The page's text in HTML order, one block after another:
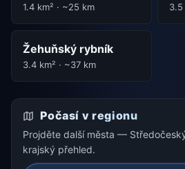
1.4 km² · ~25 km 3.5
Žehuňský rybník
3.4 km² · ~37 km
Počasí v regionu
Projděte další města —
krajský přehled.